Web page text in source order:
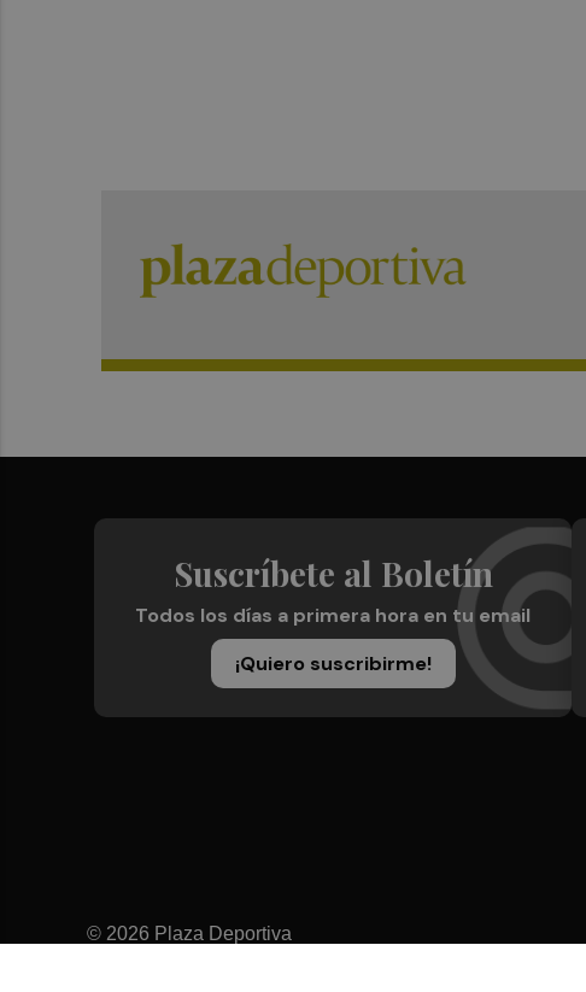
Suscríbete al Boletín
Todos los días a primera hora en tu email
¡Quiero suscribirme!
© 2026 Plaza Deportiva